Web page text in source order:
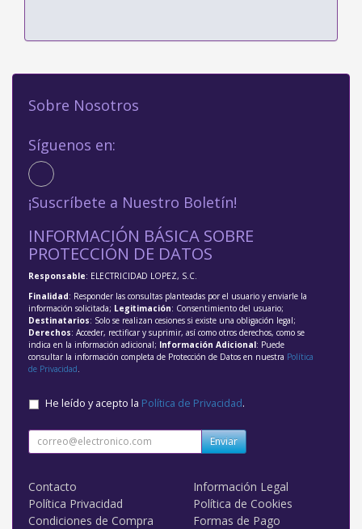
Sobre Nosotros
Síguenos en:
¡Suscríbete a Nuestro Boletín!
INFORMACIÓN BÁSICA SOBRE
PROTECCIÓN DE DATOS
Responsable: ELECTRICIDAD LOPEZ, S.C.
Finalidad: Responder las consultas planteadas por el usuario y enviarle la
información solicitada; Legitimación: Consentimiento del usuario;
Destinatarios: Solo se realizan cesiones si existe una obligación legal;
Derechos: Acceder, rectificar y suprimir, así como otros derechos, como se
indica en la información adicional; Información Adicional: Puede
consultar la información completa de Protección de Datos en nuestra Política
de Privacidad
He leído y acepto la Política de Privacidad.
Enviar
Contacto
Información Legal
Política Privacidad
Política de Cookies
Condiciones de Compra
Formas de Pago